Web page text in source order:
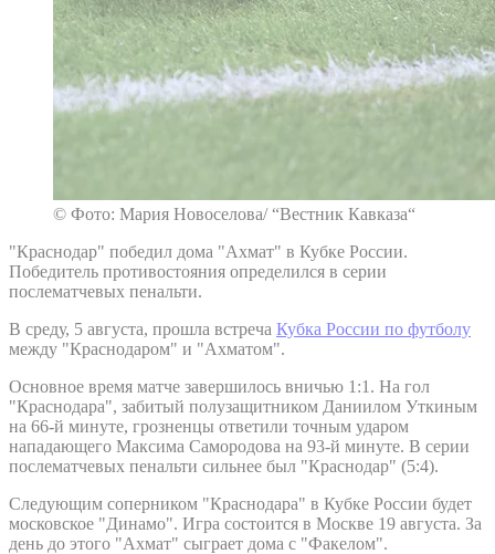
© Фото: Мария Новоселова/ “Вестник Кавказа“
"Краснодар" победил дома "Ахмат" в Кубке России.
Победитель противостояния определился в серии
послематчевых пенальти.
В среду, 5 августа, прошла встреча Кубка России по футболу
между "Краснодаром" и "Ахматом".
Основное время матче завершилось вничью 1:1. На гол
"Краснодара", забитый полузащитником Даниилом Уткиным
на 66-й минуте, грозненцы ответили точным ударом
нападающего Максима Самородова на 93-й минуте. В серии
послематчевых пенальти сильнее был "Краснодар" (5:4).
Следующим соперником "Краснодара" в Кубке России будет
московское "Динамо". Игра состоится в Москве 19 августа. За
день до этого "Ахмат" сыграет дома с "Факелом".